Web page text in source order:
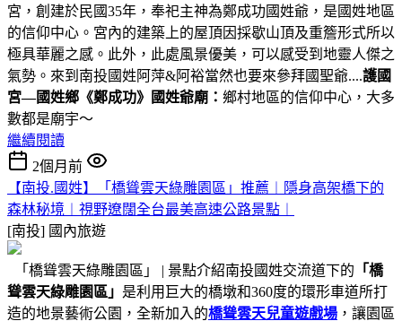
宮，創建於民國35年，奉祀主神為鄭成功國姓爺，是國姓地區
的信仰中心。宮內的建築上的屋頂因採歇山頂及重簷形式所以
極具華麗之感。此外，此處風景優美，可以感受到地靈人傑之
氣勢。來到南投國姓阿萍&阿裕當然也要來參拜國聖爺....護國
宮—國姓鄉《鄭成功》國姓爺廟： 鄉村地區的信仰中心，大多
數都是廟宇～
繼續閱讀
2個月前
【南投.國姓】「橋聳雲天綠雕園區」推薦︱隱身高架橋下的
森林秘境︱視野遼闊全台最美高速公路景點︱
[南投] 國內旅遊
「橋聳雲天綠雕園區」 | 景點介紹南投國姓交流道下的 「橋
聳雲天綠雕園區」 是利用巨大的橋墩和360度的環形車道所打
造的地景藝術公園，全新加入的橋聳雲天兒童遊戲場 ，讓園區